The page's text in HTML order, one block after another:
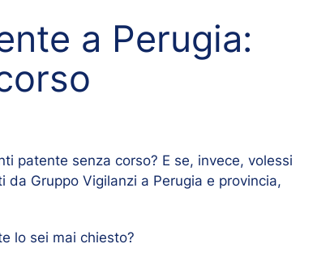
a Perugia:
patente senza corso? E se, invece, volessi
Gruppo Vigilanzi a Perugia e provincia,
lo sei mai chiesto?